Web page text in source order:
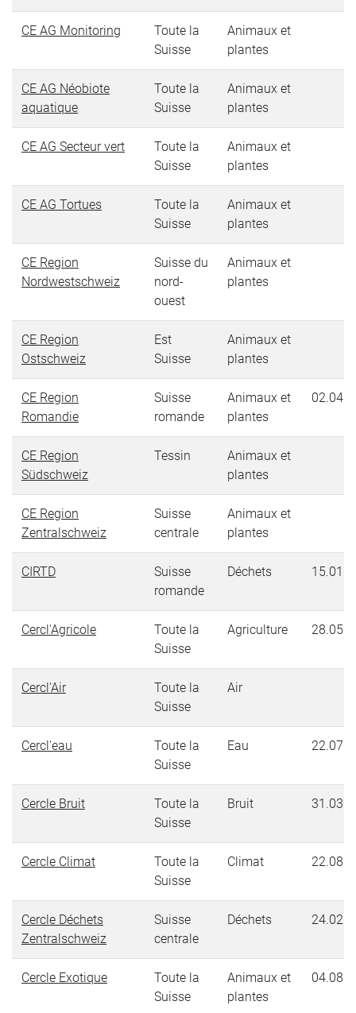
CE AG Monitoring
Toute la
Suisse
Animaux et
plantes
CE AG Néobiote
aquatique
Toute la
Suisse
Animaux et
plantes
CE AG Secteur vert
Toute la
Suisse
Animaux et
plantes
CE AG Tortues
Toute la
Suisse
Animaux et
plantes
CE Region
Nordwestschweiz
Suisse du
nord-
ouest
Animaux et
plantes
CE Region
Ostschweiz
Est
Suisse
Animaux et
plantes
CE Region
Romandie
Suisse
romande
Animaux et
plantes
CE Region
Südschweiz
Tessin
Animaux et
plantes
CE Region
Zentralschweiz
Suisse
centrale
Animaux et
plantes
CIRTD
Suisse
romande
Déchets
Cercl'Agricole
Toute la
Suisse
Agriculture
Cercl'Air
Toute la
Suisse
Air
Cercl'eau
Toute la
Suisse
Eau
Cercle Bruit
Toute la
Suisse
Bruit
Cercle Climat
Toute la
Suisse
Climat
Cercle Déchets
Zentralschweiz
Suisse
centrale
Déchets
Cercle Exotique
Toute la
Suisse
Animaux et
plantes